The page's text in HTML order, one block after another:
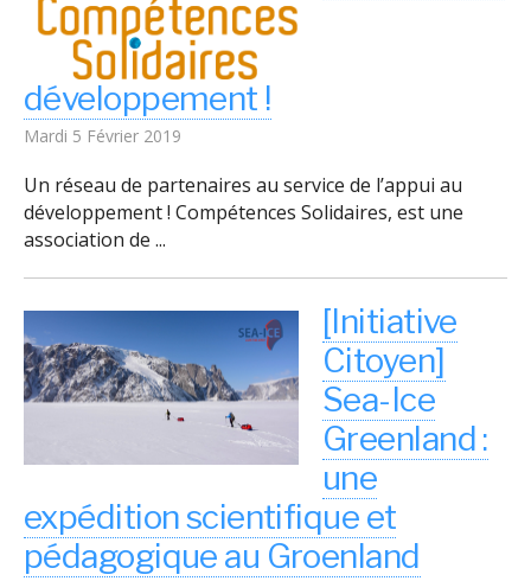
développement !
Mardi 5 Février 2019
Un réseau de partenaires au service de l’appui au
développement ! Compétences Solidaires, est une
association de ...
[Initiative
Citoyen]
Sea-Ice
Greenland :
une
expédition scientifique et
pédagogique au Groenland